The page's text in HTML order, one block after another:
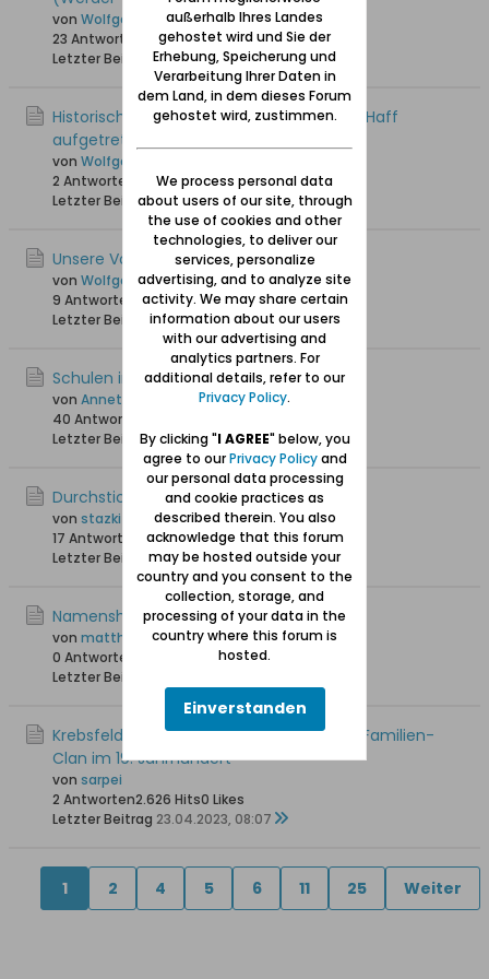
von Wolfgang
23 Antworten
35.445 Hits0 Likes
Letzter Beitrag
29.05.2025, 16:31
Historische "Haff-Krankheit" am Frischen Haff
aufgetreten
von Wolfgang
2 Antworten
1.518 Hits0 Likes
Letzter Beitrag16.05.2025, 14:10
Unsere Vogelarten im Werder
von Wolfgang
9 Antworten
3.090 Hits0 Likes
Letzter Beitrag15.04.2025, 13:52
Schulen in Einlage an der Nogat
von AnnetteS
40 Antworten
Letzter Beitrag 03.03.2024, 19:35
Durchstich der Frischen Nehrung
von stazki
17 Antworten
29.431 Hits0 Likes
Letzter Beitrag16.09.2023, 20:56
Namensherkunft Feilahn/Voylan etc.
von matthias w
0 Antworten
0 Likes
Letzter Beitrag
Krebsfelde und die Familie Handtke - Ein Familien-
Clan im 19. Jahrhundert
von sarpei
2 Antworten2.626 Hits0 Likes
Letzter Beitrag 23.04.2023, 08:07
1 2 4 5 6 11 25 Weiter
außerhalb Ihres Landes
gehostet wird und Sie der
Erhebung, Speicherung und
Verarbeitung Ihrer Daten in
dem Land, in dem dieses Forum
gehostet wird, zustimmen.
We process personal data
about users of our site, through
the use of cookies and other
technologies, to deliver our
services, personalize
advertising, and to analyze site
activity. We may share certain
information about our users
with our advertising and
analytics partners. For
additional details, refer to our
Privacy Policy.
By clicking "I AGREE" below, you
agree to ourPrivacy Policyand
our personal data processing
and cookie practices as
described therein. You also
acknowledge that this forum
may be hosted outside your
country and you consent to the
collection, storage, and
processing of your data in the
country where this forum is
hosted.
Einverstanden